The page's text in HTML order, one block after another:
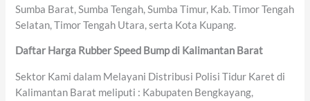
Sumba Barat, Sumba Tengah, Sumba Timur, Kab. Timor Tengah
Selatan, Timor Tengah Utara, serta Kota Kupang.
Daftar Harga Rubber Speed Bump di Kalimantan Barat
Sektor Kami dalam Melayani Distribusi Polisi Tidur Karet di
Kalimantan Barat meliputi : Kabupaten Bengkayang,